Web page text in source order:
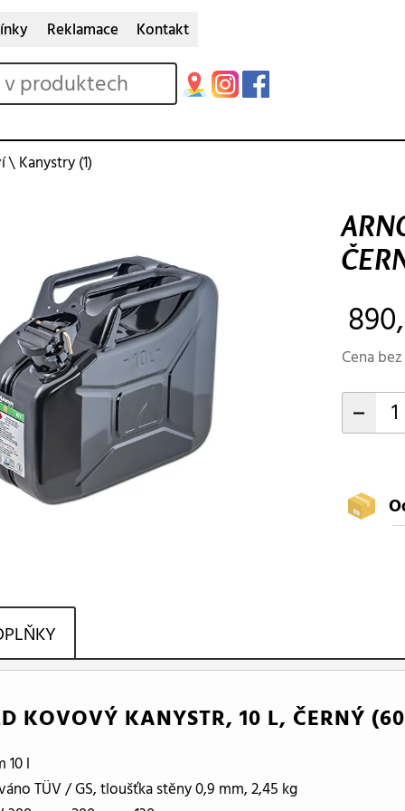
Reklamace Kontakt
\Kanystry(1)
Cena
-
KOVOVÝ KANYSTR, 10 L, ČERNÝ
10 l
TÜV / GS, tloušťka stěny 0,9 mm, 2,45 kg